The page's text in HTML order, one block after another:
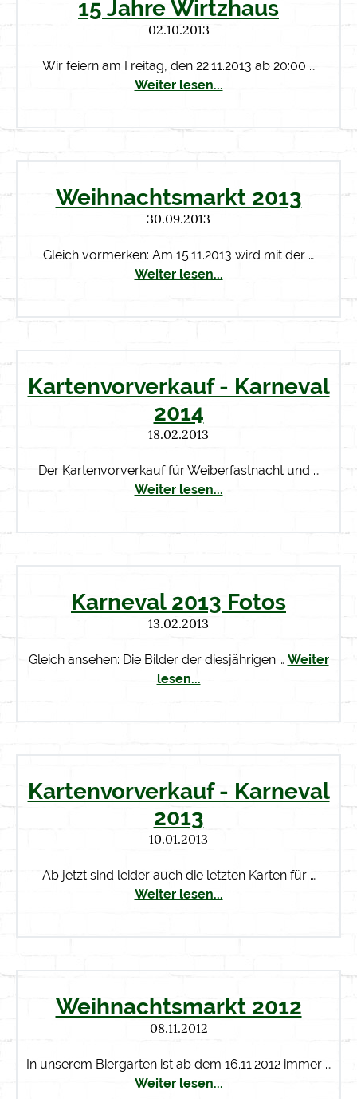
15 Jahre Wirtzhaus
02.10.2013
Wir feiern am Freitag, den 22.11.2013 ab 20:00 …
Weiter lesen...
Weihnachtsmarkt 2013
30.09.2013
Gleich vormerken: Am 15.11.2013 wird mit der …
Weiter lesen...
Kartenvorverkauf - Karneval
2014
18.02.2013
Der Kartenvorverkauf für Weiberfastnacht und …
Weiter lesen...
Karneval 2013 Fotos
13.02.2013
Gleich ansehen: Die Bilder der diesjährigen … Weiter
lesen...
Kartenvorverkauf - Karneval
2013
10.01.2013
Ab jetzt sind leider auch die letzten Karten für …
Weiter lesen...
Weihnachtsmarkt 2012
08.11.2012
In unserem Biergarten ist ab dem 16.11.2012 immer …
Weiter lesen...